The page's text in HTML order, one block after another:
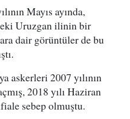
Mayıs ayında,
Uruzgan ilinin bir
dair görüntüler de bu
askerleri 2007 yılının
2018 yılı Haziran
sebep olmuştu.